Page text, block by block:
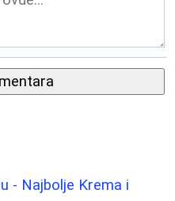
- Najbolje Krema i